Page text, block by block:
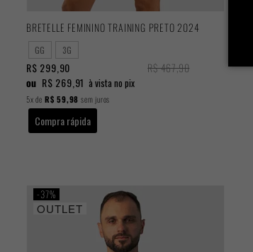
BRETELLE FEMININO TRAINING PRETO 2024
GG 3G
R$ 467,90
R$ 299,90
ou R$ 269,91 à vista no pix
5xde R$ 59,98 sem juros
Compra rápida
OUTLET
37%